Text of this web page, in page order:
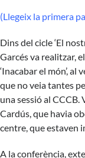
(Llegeix la primera
Dins del cicle ‘El
Garcés va realitzar,
‘Inacabar el món’,
que no veia tantes
una sessió al
Cardús, que havia
centre, que estaven
A la conferència,